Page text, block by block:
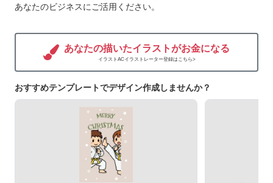
あなたのビジネスにご活用ください。
あなたの描いたイラストがお金になる
イラストACイラストレーター登録はこちら>
おすすめテンプレートでデザイン作成しませんか？